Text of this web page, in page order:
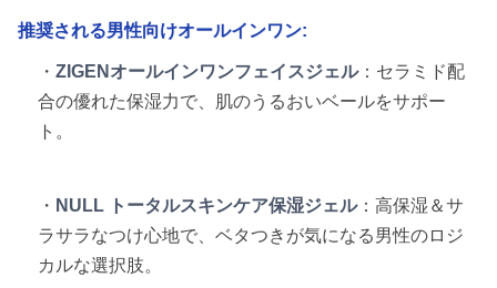
推奨される男性向けオールインワン:
・ZIGENオールインワンフェイスジェル：セラミド配
合の優れた保湿力で、肌のうるおいベールをサポー
ト。
・ NULL トータルスキンケア保湿ジェル：高保湿＆サ
ラサラなつけ心地で、ベタつきが気になる男性のロジ
カルな選択肢。